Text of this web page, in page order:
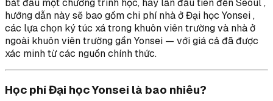
bắt đầu một chương trình học, hay lần đầu tiên đến Seoul ,
hướng dẫn này sẽ bao gồm chi phí nhà ở Đại học Yonsei ,
các lựa chọn ký túc xá trong khuôn viên trường và nhà ở
ngoài khuôn viên trường gần Yonsei — với giá cả đã được
xác minh từ các nguồn chính thức.
Học phí Đại học Yonsei là bao nhiêu?